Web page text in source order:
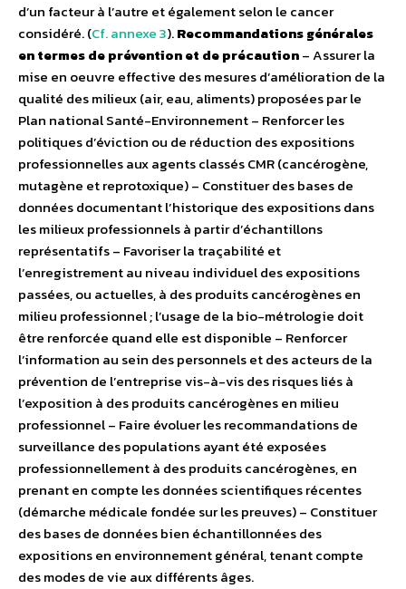
d’un facteur à l’autre et également selon le cancer
considéré. (Cf. annexe 3).Recommandations générales
en termes de prévention et de précaution– Assurer la
mise en oeuvre effective des mesures d’amélioration de la
qualité des milieux (air, eau, aliments) proposées par le
Plan national Santé-Environnement – Renforcer les
politiques d’éviction ou de réduction des expositions
professionnelles aux agents classés CMR (cancérogène,
mutagène et reprotoxique) – Constituer des bases de
données documentant l’historique des expositions dans
les milieux professionnels à partir d’échantillons
représentatifs – Favoriser la traçabilité et
l’enregistrement au niveau individuel des expositions
passées, ou actuelles, à des produits cancérogènes en
milieu professionnel ; l’usage de la bio-métrologie doit
être renforcée quand elle est disponible – Renforcer
l’information au sein des personnels et des acteurs de la
prévention de l’entreprise vis-à-vis des risques liés à
l’exposition à des produits cancérogènes en milieu
professionnel – Faire évoluer les recommandations de
surveillance des populations ayant été exposées
professionnellement à des produits cancérogènes, en
prenant en compte les données scientifiques récentes
(démarche médicale fondée sur les preuves) – Constituer
des bases de données bien échantillonnées des
expositions en environnement général, tenant compte
des modes de vie aux différents âges.